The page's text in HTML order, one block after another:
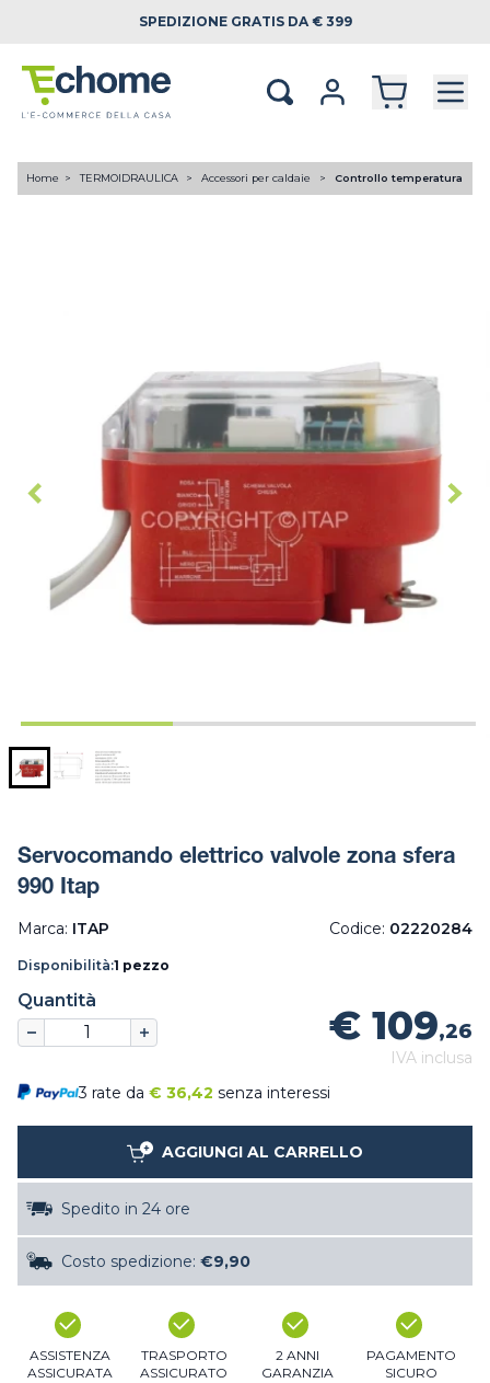
SPEDIZIONE GRATIS DA € 399
Home TERMOIDRAULICA Accessori per caldaie Controllo temperatura
Servocomando elettrico valvole zona sfera
990 Itap
Marca: ITAP Codice: 02220284
Disponibilità:1 pezzo
Quantità
€ 109,26
IVA inclusa
3 rate da € 36,42 senza interessi
AGGIUNGI AL CARRELLO
Spedito in 24 ore
Costo spedizione: €9,90
ASSISTENZA
ASSICURATA
TRASPORTO
ASSICURATO
2 ANNI
GARANZIA
PAGAMENTO
SICURO